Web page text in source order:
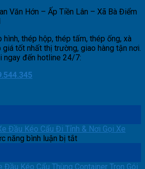
Văn Hớn – Ấp Tiền Lân – Xã Bà Điểm
hình, thép hộp, thép tấm, thép ống, xà
tốt nhất thị trường, giao hàng tận nơi.
ngay đến hotline 24/7:
Đầu Kéo Cẩu Đi Tỉnh & Nơi Gọi Xe
năng bình luận bị tắtở
Thuê
Đầu Kéo Cẩu Thùng Container Trọn Gói